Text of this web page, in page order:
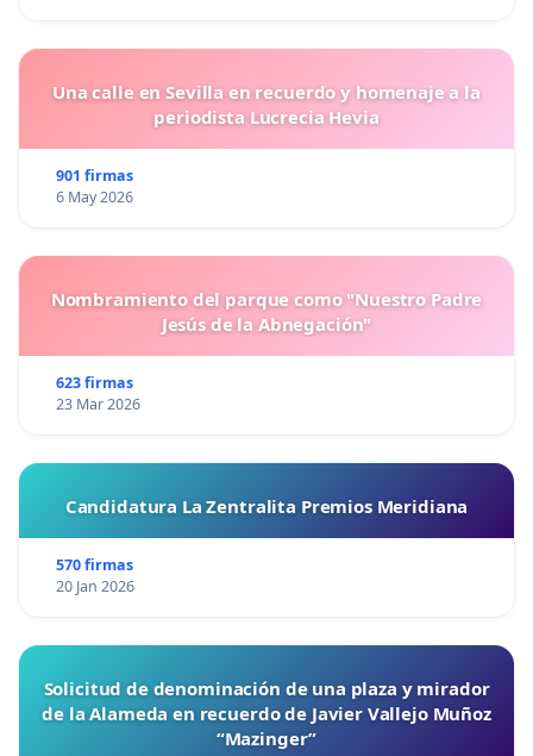
Una calle en Sevilla en recuerdo y homenaje a la
periodista Lucrecia Hevia
901 firmas
6 May 2026
Nombramiento del parque como "Nuestro Padre
Jesús de la Abnegación"
623 firmas
23 Mar 2026
Candidatura La Zentralita Premios Meridiana
570 firmas
20 Jan 2026
Solicitud de denominación de una plaza y mirador
de la Alameda en recuerdo de Javier Vallejo Muñoz
“Mazinger”